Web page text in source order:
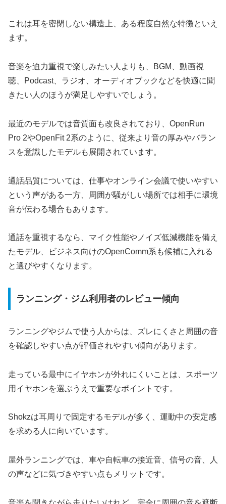
これは耳を密閉しない構造上、ある程度自然な特徴といえ
ます。
音楽を迫力重視で楽しみたい人よりも、BGM、動画視
聴、Podcast、ラジオ、オーディオブックなどを快適に聞
きたい人のほうが満足しやすいでしょう。
最近のモデルでは音質面も改良されており、OpenRun
Pro 2やOpenFit 2系のように、従来より音の厚みやバラン
スを意識したモデルも展開されています。
通話品質については、仕事やオンライン会議で使いやすい
という声がある一方、周囲が騒がしい場所では相手に環境
音が伝わる場合もあります。
通話を重視するなら、マイク性能やノイズ低減機能を備え
たモデル、ビジネス向けのOpenComm系も候補に入れる
と選びやすくなります。
ランニング・ジム利用者のレビュー傾向
ランニングやジムで使う人からは、ズレにくさと周囲の音
を確認しやすい点が評価されやすい傾向があります。
走っている最中にイヤホンが外れにくいことは、スポーツ
用イヤホンを選ぶうえで重要なポイントです。
Shokzは耳周りで固定するモデルが多く、運動中の安定感
を求める人に向いています。
屋外ランニングでは、車や自転車の接近音、信号の音、人
の声などに気づきやすい点もメリットです。